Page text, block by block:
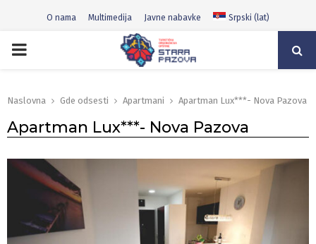
O nama Multimedija Javne nabavke Srpski (lat)
PRIMARY
Naslovna Gde odsesti Apartmani Apartman Lux***- Nova Pazova
Apartman Lux***- Nova Pazova